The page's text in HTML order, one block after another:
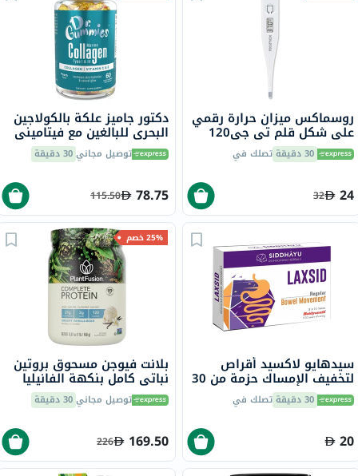
روسماكس ميزان حرارة رقمي
على شكل قلم تي جي120
30 دقيقة تصلك في
24
32
دكتور جاميز علكة بالكولاجين
البحري للبالغين مع فيتاميني
ج وهـ، حزمة من 60
توصيل مجاني30 دقيقة
78.75
115.50
سيدهايو لاكسيد أقراص
لتخفيف الإمساك حزمة من 30
30 دقيقة تصلك في
20
25% خصم
بلانت فيوجن مسحوق بروتين
نباتي كامل بنكهة الفانيليا
الكريمية، 1 رطلتوصيل مجاني30 دقيقة
169.50
226